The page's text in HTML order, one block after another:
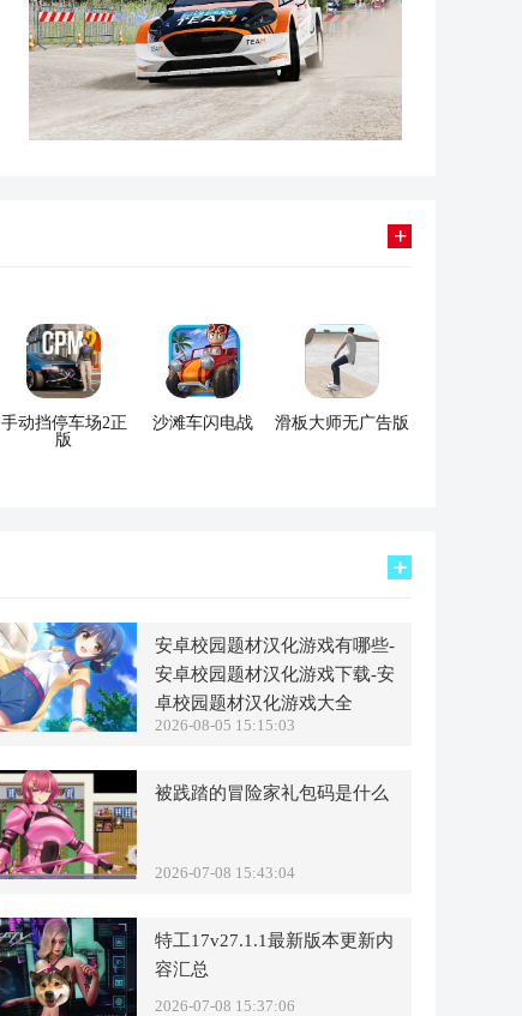
+
手动挡停车场2正
版
沙滩车闪电战 滑板大师无广告版
安卓校园题材汉化游戏有哪些-
安卓校园题材汉化游戏下载-安
卓校园题材汉化游戏大全
2026-08-05 15:15:03
被践踏的冒险家礼包码是什么
2026-07-08 15:43:04
特工17v27.1.1最新版本更新内
容汇总
2026-07-08 15:37:06